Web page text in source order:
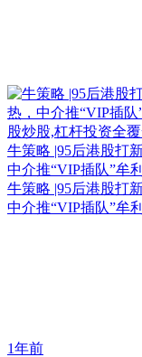
牛策略 |95后港股打
中介推“VIP插队”牟利
牛策略 |95后港股打
中介推“VIP插队”牟利
1年前